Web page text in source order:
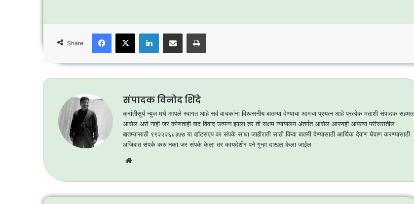
c
e
o
o
k
itt
er
at
s
A
p
p
ar
e
Share
Facebook
X LinkedInShare via Email Print
संपादक विनोद शिंदे
क्रांतीसुर्य न्युज मधे आपले स्वागत आहे सर्व वाचकांना विश्वसनीय बातम्या देण्याचा आमचा प्रयत्न आहे प्रत्येक मताशी संपादक सहमत
आसेल असे नाही जर कोणताही वाद विवाद उत्पन्न झाला तर तो सक्षम न्यायालय अंतर्गत आसेल आपणही आपल्या परीसरातील
बातम्यासाठी ९९२२२६८३७७ या व्हॉटसएप वर संपर्क साधा जाहीराती साठी किंवा बातमी देण्यासाठी आर्थिक देवाण घेवाण करण्यासाठी
अजिबात संपर्क करु नका जर संपर्क केला तर कायदेशीर पने गुन्हा दाखल केला जाईल